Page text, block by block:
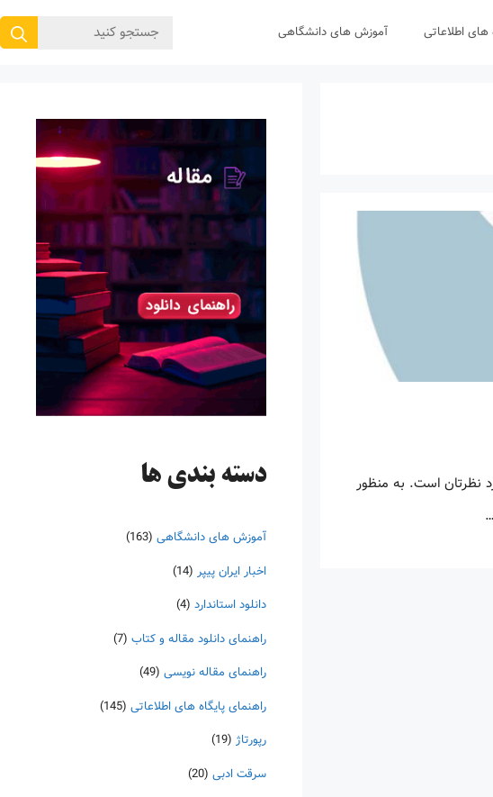
های اطلاعاتی آموزش های دانشگاهی
جستجوی
نظرتان است. به منظور
دسته‌ بندی ها
آموزش های دانشگاهی (163)
اخبار ایران پیپر (14)
دانلود استاندارد (4)
راهنمای دانلود مقاله و کتاب (7)
راهنمای مقاله نویسی (49)
راهنمای پایگاه های اطلاعاتی (145)
رپورتاژ (19)
سرقت ادبی (20)